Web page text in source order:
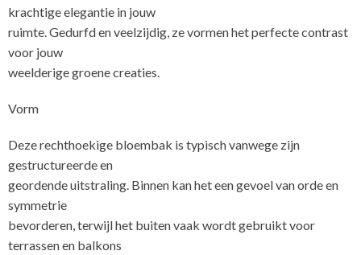
krachtige elegantie in jouw
ruimte. Gedurfd en veelzijdig, ze vormen het perfecte contrast
voor jouw
weelderige groene creaties.
Vorm
Deze rechthoekige bloembak is typisch vanwege zijn
gestructureerde en
geordende uitstraling. Binnen kan het een gevoel van orde en
symmetrie
bevorderen, terwijl het buiten vaak wordt gebruikt voor
terrassen en balkons